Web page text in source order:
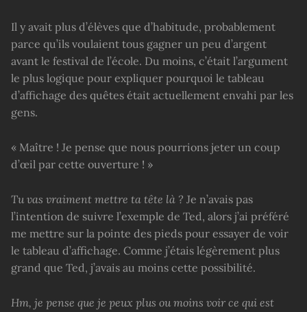
Il y avait plus d’élèves que d’habitude, probablement
parce qu’ils voulaient tous gagner un peu d’argent
avant le festival de l’école. Du moins, c’était l’argument
le plus logique pour expliquer pourquoi le tableau
d’affichage des quêtes était actuellement envahi par les
gens.
« Maître ! Je pense que nous pourrions jeter un coup
d’œil par cette ouverture ! »
Tu vas vraiment mettre ta tête là ? Je n’avais pas
l’intention de suivre l’exemple de Ted, alors j’ai préféré
me mettre sur la pointe des pieds pour essayer de voir
le tableau d’affichage. Comme j’étais légèrement plus
grand que Ted, j’avais au moins cette possibilité.
Hm, je pense que je peux plus ou moins voir ce qui est